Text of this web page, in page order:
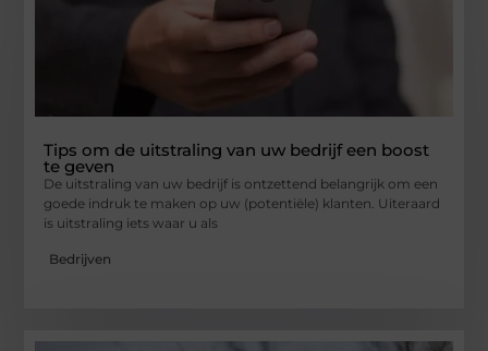
Tips om de uitstraling van uw bedrijf een boost
te geven
De uitstraling van uw bedrijf is ontzettend belangrijk om een
goede indruk te maken op uw (potentiële) klanten. Uiteraard
is uitstraling iets waar u als
Bedrijven